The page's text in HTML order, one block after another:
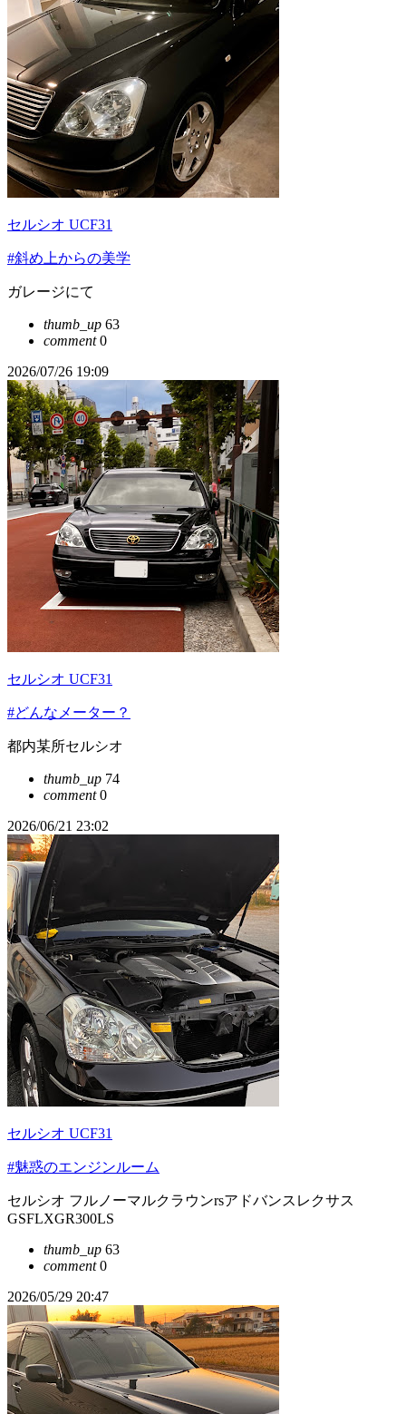
セルシオ UCF31
#斜め上からの美学
ガレージにて
thumb_up 63
comment0
2026/07/26 19:09
セルシオ UCF31
#どんなメーター？
都内某所セルシオ
thumb_up 74
comment0
2026/06/21 23:02
セルシオ UCF31
#魅惑のエンジンルーム
セルシオ フルノーマルクラウンrsアドバンスレクサス
GSFLXGR300LS
thumb_up 63
comment0
2026/05/29 20:47